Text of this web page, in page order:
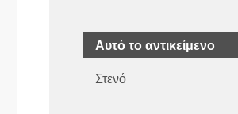
Αυτό το αντικείμενο
Στενό